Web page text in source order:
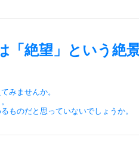
「絶望」という絶
みませんか。
ものだと思っていないでしょうか。